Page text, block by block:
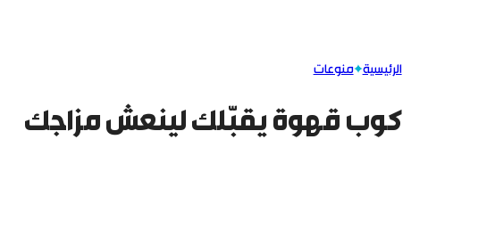
الرئيسية منوعات
كوب قهوة يقبّلك لينعش مزاجك